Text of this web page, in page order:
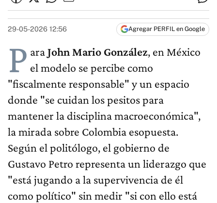
29-05-2026 12:56 Agregar PERFIL en Google
P araJohn Mario González, en México
el modelo se percibe como
"fiscalmente responsable" y un espacio
donde "se cuidan los pesitos para
mantener la disciplina macroeconómica",
la mirada sobre Colombia esopuesta.
Según el politólogo, el gobierno de
Gustavo Petro representa un liderazgo que
"está jugando a la supervivencia de él
como político" sin medir "si con ello está